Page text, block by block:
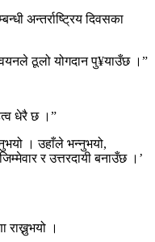
अन्तर्राष्ट्रिय दिवसका
ठूलो योगदान पु¥याउँछ ।”
धेरै छ ।”
। उहाँले भन्नुभयो,
र उत्तरदायी बनाउँछ ।’
।